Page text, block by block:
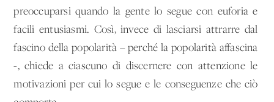
preoccuparsi quando la gente lo segue con euforia e
facili entusiasmi. Così, invece di lasciarsi attrarre dal
fascino della popolarità – perché la popolarità affascina
-, chiede a ciascuno di discernere con attenzione le
motivazioni per cui lo segue e le conseguenze che ciò